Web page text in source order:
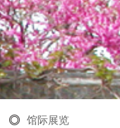
馆际展览